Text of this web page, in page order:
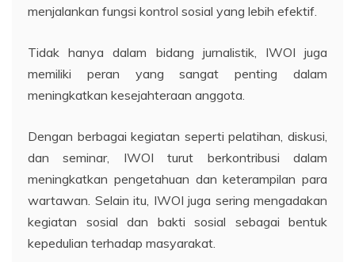
menjalankan fungsi kontrol sosial yang lebih efektif.
Tidak hanya dalam bidang jurnalistik, IWOI juga
memiliki peran yang sangat penting dalam
meningkatkan kesejahteraan anggota.
Dengan berbagai kegiatan seperti pelatihan, diskusi,
dan seminar, IWOI turut berkontribusi dalam
meningkatkan pengetahuan dan keterampilan para
wartawan. Selain itu, IWOI juga sering mengadakan
kegiatan sosial dan bakti sosial sebagai bentuk
kepedulian terhadap masyarakat.